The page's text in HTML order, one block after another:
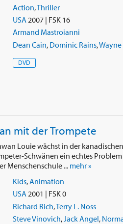
Action,Thriller
USA2007 | FSK 16
Armand Mastroianni
Dean Cain, Dominic Rains,
DVD
mit der Trompete
Louie wächst in der
Schwänen ein echtes
Menschenschule ... mehr »
Kids,Animation
USA2001 | FSK 0
Richard Rich,Terry L. Noss
Steve Vinovich, Jack Angel,